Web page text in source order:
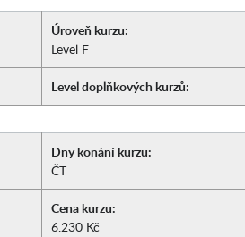
Úroveň kurzu:
Level F
Level doplňkových kurzů:
Dny konání kurzu:
ČT
Cena kurzu:
6.230 Kč